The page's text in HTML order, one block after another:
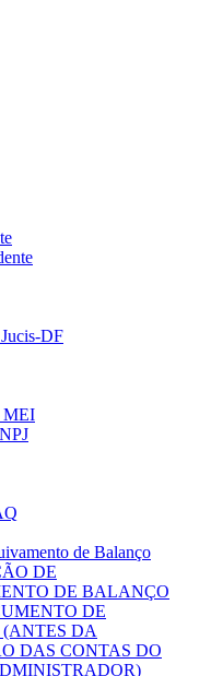
DF
MEI
de Balanço
DE
DE BALANÇO
DE
(ANTES DA
DAS CONTAS DO